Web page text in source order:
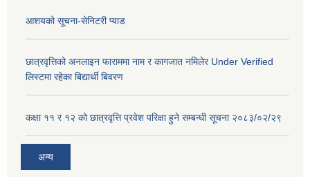
आशयको सूचना-सेनिटरी प्याड
छात्रवृत्तिको अनलाइन फाराममा नाम र कागजात नमिलेर Under Verified
लिस्टमा रहेका बिद्यार्थी बिवरण
कक्षा ११ र १२ को छात्रवृत्ति प्रवेश परिक्षा हुने सम्बन्धी सूचना २०८३/०२/२९
अन्य